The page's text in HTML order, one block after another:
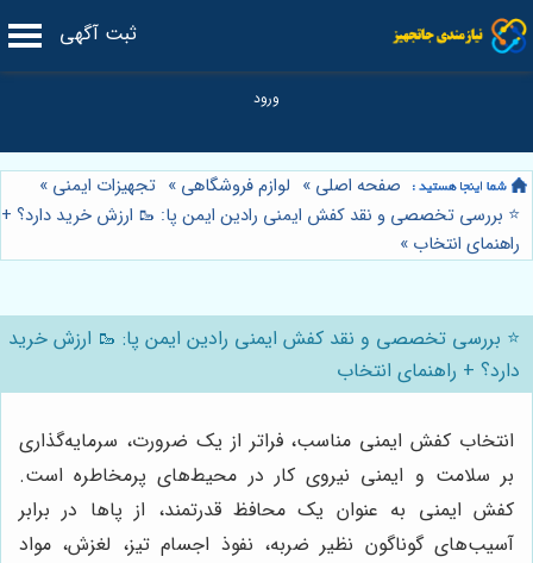
ثبت آگهی
صفحه اصلی » لوازم فروشگاهی » تجهیزات ایمنی »
⭐️ بررسی تخصصی و نقد کفش ایمنی رادین ایمن پا: 🥾 ارزش خرید دارد؟ +
راهنمای انتخاب »
⭐️ بررسی تخصصی و نقد کفش ایمنی رادین ایمن پا: 🥾 ارزش خرید
دارد؟ + راهنمای انتخاب
انتخاب کفش ایمنی مناسب، فراتر از یک ضرورت، سرمایه‌گذاری
بر سلامت و ایمنی نیروی کار در محیط‌های پرمخاطره است.
کفش ایمنی به عنوان یک محافظ قدرتمند، از پاها در برابر
آسیب‌های گوناگون نظیر ضربه، نفوذ اجسام تیز، لغزش، مواد